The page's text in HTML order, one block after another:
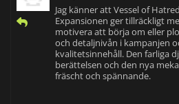
Jag känner att Vessel of
Expansionen ger tillräckligt
motivera att börja om eller
och detaljnivån i kampanjen
kvalitetsinnehåll. Den farliga
berättelsen och den nya
fräscht och spännande.